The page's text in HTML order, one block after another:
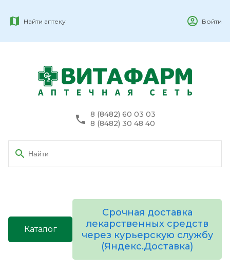
Найти аптеку Войти
8 (8482) 60 03 03
8 (8482) 30 48 40
Каталог
Срочная доставка
лекарственных средств
через курьерскую службу
(Яндекс.Доставка)